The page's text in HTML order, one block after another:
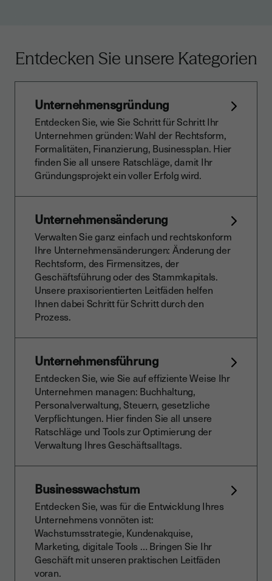
Entdecken Sie unsere Kategorien
Unternehmensgründung
Entdecken Sie, wie Sie Schritt für Schritt Ihr
Unternehmen gründen: Wahl der Rechtsform,
Formalitäten, Finanzierung, Businessplan. Hier
finden Sie all unsere Ratschläge, damit Ihr
Gründungsprojekt ein voller Erfolg wird.
Unternehmensänderung
Verwalten Sie ganz einfach und rechtskonform
Ihre Unternehmensänderungen: Änderung der
Rechtsform, des Firmensitzes, der
Geschäftsführung oder des Stammkapitals.
Unsere praxisorientierten Leitfäden helfen
Ihnen dabei Schritt für Schritt durch den
Prozess.
Unternehmensführung
Entdecken Sie, wie Sie auf effiziente Weise Ihr
Unternehmen managen: Buchhaltung,
Personalverwaltung, Steuern, gesetzliche
Verpflichtungen. Hier finden Sie all unsere
Ratschläge und Tools zur Optimierung der
Verwaltung Ihres Geschäftsalltags.
Businesswachstum
Entdecken Sie, was für die Entwicklung Ihres
Unternehmens vonnöten ist:
Wachstumsstrategie, Kundenakquise,
Marketing, digitale Tools … Bringen Sie Ihr
Geschäft mit unseren praktischen Leitfäden
voran.